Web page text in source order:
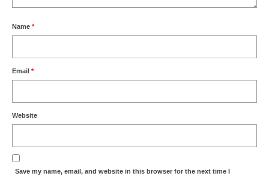
Name *
Email *
Website
Save my name, email, and website in this browser for the next time I